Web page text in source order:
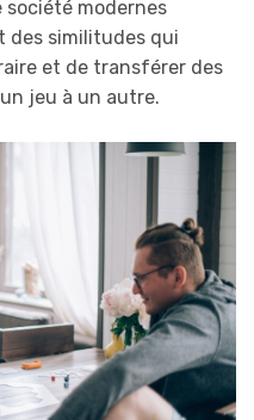
société modernes
des similitudes qui
et de transférer des
jeu à un autre.